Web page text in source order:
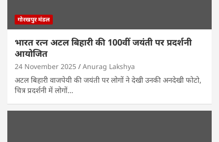
गोरखपुर मंडल
भारत रत्न अटल बिहारी की 100वीं जयंती पर प्रदर्शनी
आयोजित
24 November 2025 Anurag Lakshya
अटल बिहारी वाजपेयी की जयंती पर लोगों ने देखी उनकी अनदेखी फोटो,
चित्र प्रदर्शनी में लोगों…